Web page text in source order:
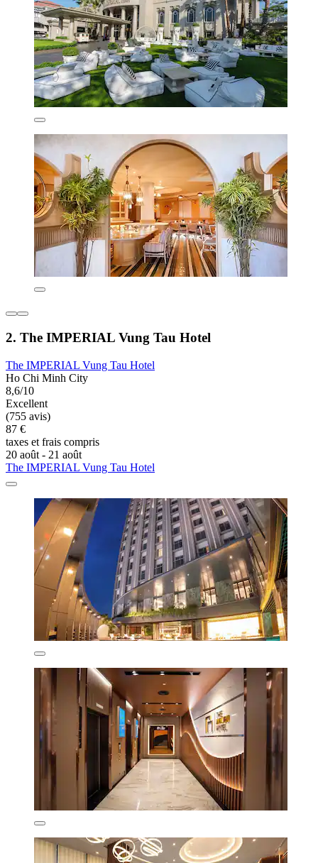
2. The IMPERIAL Vung Tau Hotel
The IMPERIAL Vung Tau Hotel
Ho Chi Minh City
8,6/10
Excellent
(755 avis)
87 €
taxes et frais compris
20 août - 21 août
The IMPERIAL Vung Tau Hotel